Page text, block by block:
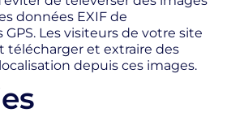
données EXIF de
Les visiteurs de votre site
télécharger et extraire des
depuis ces images.